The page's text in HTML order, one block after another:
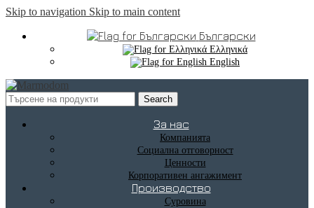
Skip to navigation Skip to main content
Български
Ελληνικά
English
Search
За нас
Компанията
Социална отговорност
Ценности
Корпоративен ангажимент
Производство
Суровина